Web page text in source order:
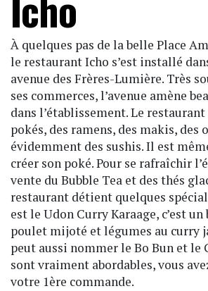
À quelques pas de la belle Place
le restaurant Icho s’est installé
avenue des Frères-Lumière. Très
ses commerces, l’avenue amène
dans l’établissement. Le
pokés, des ramens, des makis,
évidemment des sushis. Il est
créer son poké. Pour se rafraîchir
vente du Bubble Tea et des thés
restaurant détient quelques
est le Udon Curry Karaage, c’est
poulet mijoté et légumes au curry
peut aussi nommer le Bo Bun et le
sont vraiment abordables, vous
votre 1ère commande.